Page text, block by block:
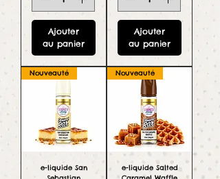
Ajouter
au panier
Ajouter
au panier
Nouveauté
e-liquide San
Nouveauté
e-liquide Salted